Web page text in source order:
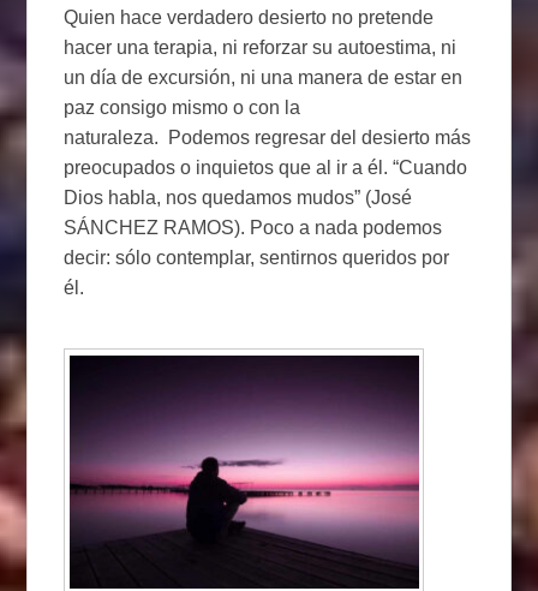
Quien hace verdadero desierto no pretende
hacer una terapia, ni reforzar su autoestima, ni
un día de excursión, ni una manera de estar en
paz consigo mismo o con la
naturaleza. Podemos regresar del desierto más
preocupados o inquietos que al ir a él. “Cuando
Dios habla, nos quedamos mudos” (José
SÁNCHEZ RAMOS). Poco a nada podemos
decir: sólo contemplar, sentirnos queridos por
él.